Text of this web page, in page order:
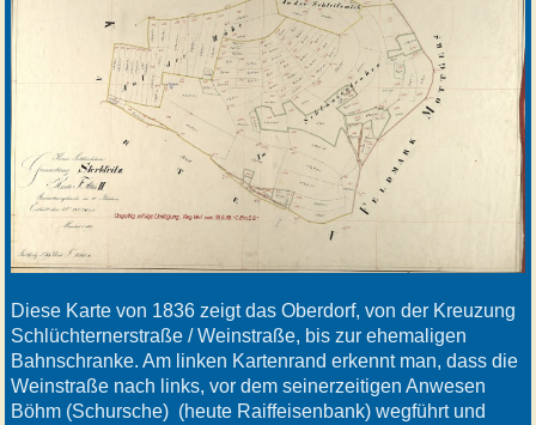
Diese Karte von 1836 zeigt das Oberdorf, von der Kreuzung
Schlüchternerstraße / Weinstraße, bis zur ehemaligen
Bahnschranke. Am linken Kartenrand erkennt man, dass die
Weinstraße nach links, vor dem seinerzeitigen Anwesen
Böhm (Schursche) (heute Raiffeisenbank) wegführt und